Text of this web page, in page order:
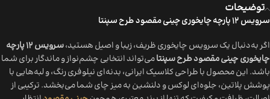
توضیحات
سرویس ۱۲ پارچه چایخوری چینی مقصود طرح سپنتا
اگر به‌دنبال یک سرویس چایخوری ظریف، زیبا و اصیل هستید،
سرویس ۱۲ پارچه
چایخوری چینی مقصود طرح سپنتامی‌تواند انتخابی چشم‌نواز و ماندگار برای شما
باشد. این محصول با طراحی کلاسیک ایرانی، بدنه‌ای نیلوفری رنگ، و لبه‌هایی با
پوشش پلاتین، جلوه‌ای لوکس و دلنشین به میز چای شما می‌بخشد. ترکیبی از